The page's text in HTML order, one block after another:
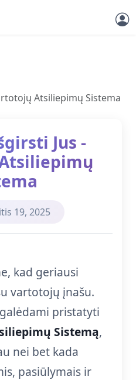
Atsiliepimų Sistema
Jus -
19, 2025
kad geriausi
vartotojų įnašu.
pristatyti
Sistemą,
nei bet kada
pasiūlymais ir